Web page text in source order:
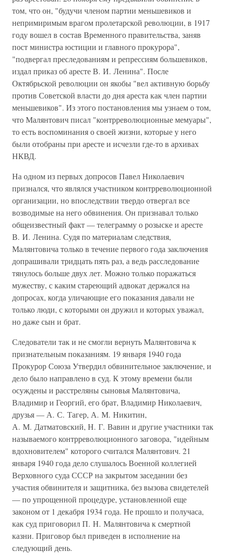
том, что он, "будучи членом партии меньшевиков и
непримиримым врагом пролетарской революции, в 1917
году вошел в состав Временного правительства, заняв
пост министра юстиции и главного прокурора",
"подвергал преследованиям и репрессиям большевиков,
издал приказ об аресте В. И. Ленина". После
Октябрьской революции он якобы "вел активную борьбу
против Советской власти до дня ареста как член партии
меньшевиков". Из этого постановления мы узнаем о том,
что Малянтович писал "контрреволюционные мемуары",
то есть воспоминания о своей жизни, которые у него
были отобраны при аресте и исчезли где-то в архивах
НКВД.
На одном из первых допросов Павел Николаевич
признался, что являлся участником контрреволюционной
организации, но впоследствии твердо отвергал все
возводимые на него обвинения. Он признавал только
общеизвестный факт — телеграмму о розыске и аресте
В. И. Ленина. Судя по материалам следствия,
Малянтовича только в течение первого года заключения
допрашивали тридцать пять раз, а ведь расследование
тянулось больше двух лет. Можно только поражаться
мужеству, с каким стареющий адвокат держался на
допросах, когда уличающие его показания давали не
только люди, с которыми он дружил и которых уважал,
но даже сын и брат.
Следователи так и не смогли вернуть Малянтовича к
признательным показаниям. 19 января 1940 года
Прокурор Союза Утвердил обвинительное заключение, и
дело было направлено в суд. К этому времени были
осуждены и расстреляны сыновья Малянтовича,
Владимир и Георгий, его брат, Владимир Николаевич,
друзья — А. С. Тагер, А. М. Никитин,
А. М. Датматовский, Н. Г. Вавин и другие участники так
называемого контрреволюционного заговора, "идейным
вдохновителем" которого считался Малянтович. 21
января 1940 года дело слушалось Военной коллегией
Верховного суда СССР на закрытом заседании без
участия обвинителя и защитника, без вызова свидетелей
— по упрощенной процедуре, установленной еще
законом от 1 декабря 1934 года. Не прошло и получаса,
как суд приговорил П. Н. Малянтовича к смертной
казни. Приговор был приведен в исполнение на
следующий день.